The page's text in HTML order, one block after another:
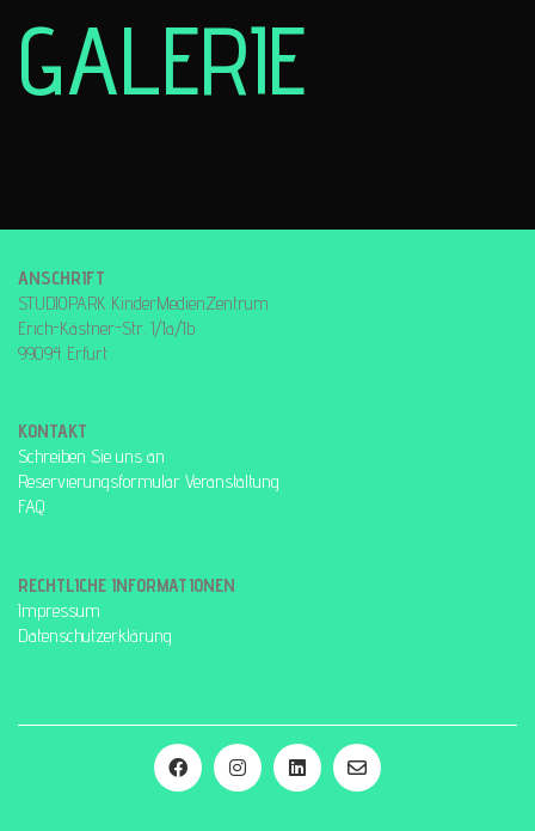
GALERIE
ANSCHRIFT
STUDIOPARK KinderMedienZentrum
Erich-Kästner-Str. 1/1a/1b
99094 Erfurt
KONTAKT
Schreiben Sie uns an
Reservierungsformular Veranstaltung
FAQ
RECHTLICHE INFORMATIONEN
Impressum
Datenschutzerklärung